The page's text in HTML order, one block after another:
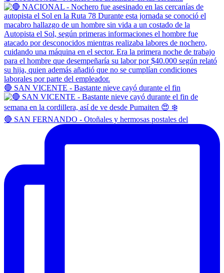
🔴 SAN VICENTE - Bastante nieve cayó durante el fin
🔴 SAN FERNANDO - Otoñales y hermosas postales del